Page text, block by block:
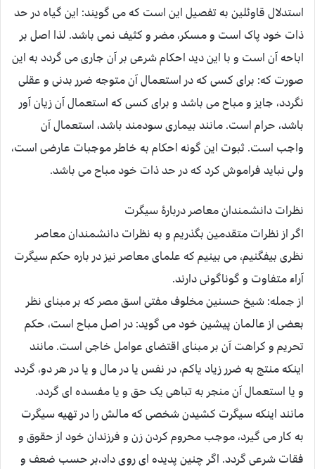
استدلال قاوئلین به تفصیل این است که می گویند: این گیاه در حد
ذات خود پاک است و مسکر، مضر و کثیف نمی باشد. لذا اصل بر
اباحه آن است و با این دید احکام شرعی بر آن جاری می گردد به این
صورت که: برای کسی که در استعمال آن متوجه ضرر بدنی و عقلی
نگردد، جایز و مباح می باشد و برای کسی که استعمال آن زیان آور
باشد، حرام است. مانند بیماری سودمند باشد، استعمال آن
واجب است. ثبوت این گونه احکام به خاطر موجبات عارضی است،
ولی نباید فراموش کرد که در حد ذات خود مباح می باشد.
نظرات دانشمندان معاصر دربارۀ سیگرت
اگر از نظرات متقدمین بگذریم و به نظرات دانشمندان معاصر
نظری بیفگنیم، می بینیم که علمای معاصر نیز در باره حکم سیگرت
آراء متفاوت و گوناگونی دارند.
از جمله: شیخ حسنین مخلوف مفتی اسق مصر که بر مبنای نظر
بعضی از عالمان پیشین خود می گوید: در اصل مباح است، حکم
تحریم و کراهت آن بر مبنای اقتضای عوامل خاجی است. مانند
اینکه منتج به ضرر زیاد یاکم، در نفس یا در مال و یا در هر دو، گردد
و یا استعمال آن منجر به تباهی یک حق و یا مفسده ای گردد.
مانند اینکه سیگرت کشیدن شخصی که مالش را در تهیه سیگرت
به کار می گیرد، موجب محروم کردن زن و فرزندان خود از حقوق و
فقات شرعی گردد. اگر چنین پدیده ای روی داد،بر حسب ضعف و